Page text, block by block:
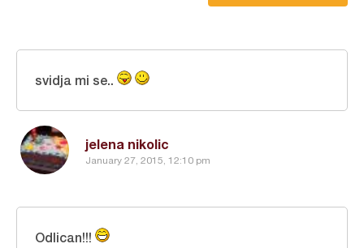
jelena nikolic
January 27, 2015, 12:10 pm
svidja mi se..
Odlican!!!